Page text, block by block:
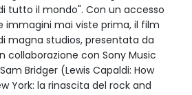
tutto il mondo". Con un accesso
immagini mai viste prima, il film
magna studios, presentata da
collaborazione con Sony Music
Bridger (Lewis Capaldi: How
York: la rinascita del rock and